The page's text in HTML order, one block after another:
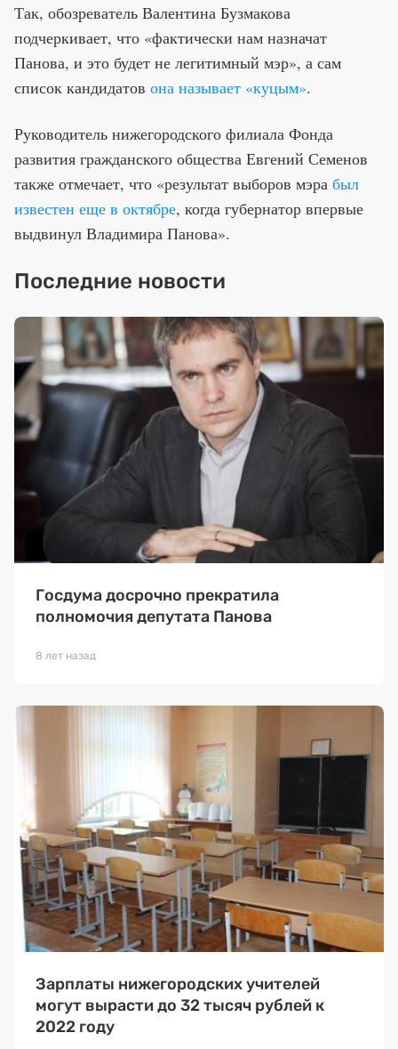
Так, обозреватель Валентина Бузмакова
подчеркивает, что «фактически нам назначат
Панова, и это будет не легитимный мэр», а сам
список кандидатов она называет «куцым».
Руководитель нижегородского филиала Фонда
развития гражданского общества Евгений Семенов
также отмечает, что «результат выборов мэра был
известен еще в октябре, когда губернатор впервые
выдвинул Владимира Панова».
Последние новости
Госдума досрочно прекратила
полномочия депутата Панова
8 лет назад
Зарплаты нижегородских учителей
могут вырасти до 32 тысяч рублей к
2022 году